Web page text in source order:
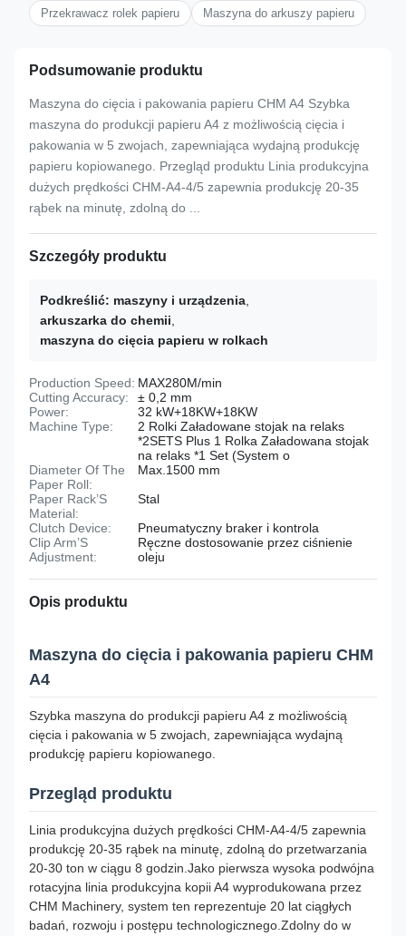
Przekrawacz rolek papieru
Maszyna do arkuszy papieru
Podsumowanie produktu
Maszyna do cięcia i pakowania papieru CHM A4 Szybka
maszyna do produkcji papieru A4 z możliwością cięcia i
pakowania w 5 zwojach, zapewniająca wydajną produkcję
papieru kopiowanego. Przegląd produktu Linia produkcyjna
dużych prędkości CHM-A4-4/5 zapewnia produkcję 20-35
rąbek na minutę, zdolną do ...
Szczegóły produktu
Podkreślić: maszyny i urządzenia
arkuszarka do chemii
maszyna do cięcia papieru w rolkach
Production Speed: MAX280M/min
Cutting Accuracy:
± 0,2 mm
Power:
32 kW+18KW+18KW
Machine Type:
2 Rolki Załadowane stojak na relaks
*2SETS Plus 1 Rolka Załadowana stojak
na relaks *1 Set (System o
Diameter Of The
Paper Roll:
Max.1500 mm
Paper Rack’S
Material:
Stal
Clutch Device:
Pneumatyczny braker i kontrola
Clip Arm’S
Adjustment:
Ręczne dostosowanie przez ciśnienie
oleju
Opis produktu
Maszyna do cięcia i pakowania papieru CHM
A4
Szybka maszyna do produkcji papieru A4 z możliwością
cięcia i pakowania w 5 zwojach, zapewniająca wydajną
produkcję papieru kopiowanego.
Przegląd produktu
Linia produkcyjna dużych prędkości CHM-A4-4/5 zapewnia
produkcję 20-35 rąbek na minutę, zdolną do przetwarzania
20-30 ton w ciągu 8 godzin.Jako pierwsza wysoka podwójna
rotacyjna linia produkcyjna kopii A4 wyprodukowana przez
CHM Machinery, system ten reprezentuje 20 lat ciągłych
badań, rozwoju i postępu technologicznego. Zdolny do w